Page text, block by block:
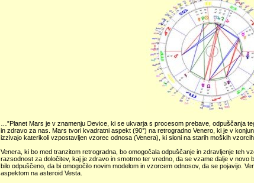
…”Planet Mars je v znamenju Device, ki se ukvarja s procesom prebave, odpuščanja
in zdravo za nas. Mars tvori kvadratni aspekt (90°) na retrogradno Venero, ki je v
izzivajo katerikoli vzpostavljen vzorec odnosa (Venera), ki sloni na starih moških
Venera, ki bo med tranzitom retrogradna, bo omogočala odpuščanje in zdravljenje teh
razsodnost za določitev, kaj je zdravo in smotrno ter vredno, da se vzame dalje v
bilo odpuščeno, da bi omogočilo novim modelom in vzorcem odnosov, da se pojavijo.
aspektom na asteroid Vesta.